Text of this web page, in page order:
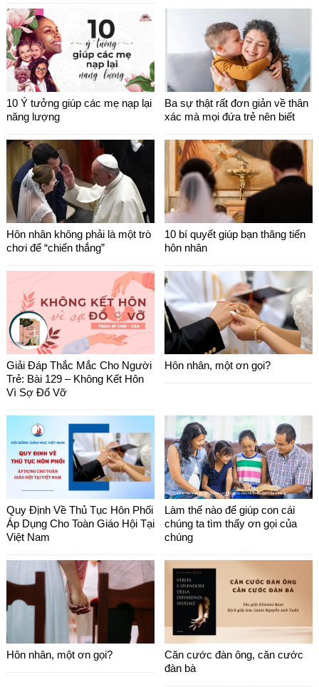
10 Ý tưởng giúp các mẹ nạp lại
năng lượng
Ba sự thật rất đơn giản về thân
xác mà mọi đứa trẻ nên biết
Hôn nhân không phải là một trò
chơi để “chiến thắng”
10 bí quyết giúp bạn thăng tiến
hôn nhân
Giải Đáp Thắc Mắc Cho Người
Trẻ: Bài 129 – Không Kết Hôn
Vì Sợ Đổ Vỡ
Hôn nhân, một ơn gọi?
Quy Định Về Thủ Tục Hôn Phối
Áp Dụng Cho Toàn Giáo Hội Tại
Việt Nam
Làm thế nào để giúp con cái
chúng ta tìm thấy ơn gọi của
chúng
Hôn nhân, một ơn gọi?
Căn cước đàn ông, căn cước
đàn bà